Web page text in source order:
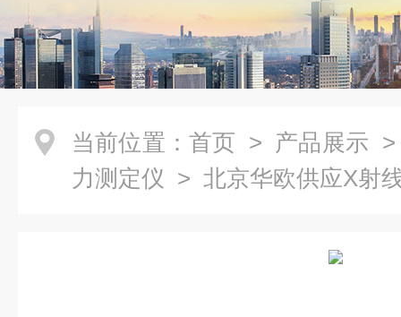
当前位置： 首页 > 产品展示
力测定仪 > 北京华欧供应X射